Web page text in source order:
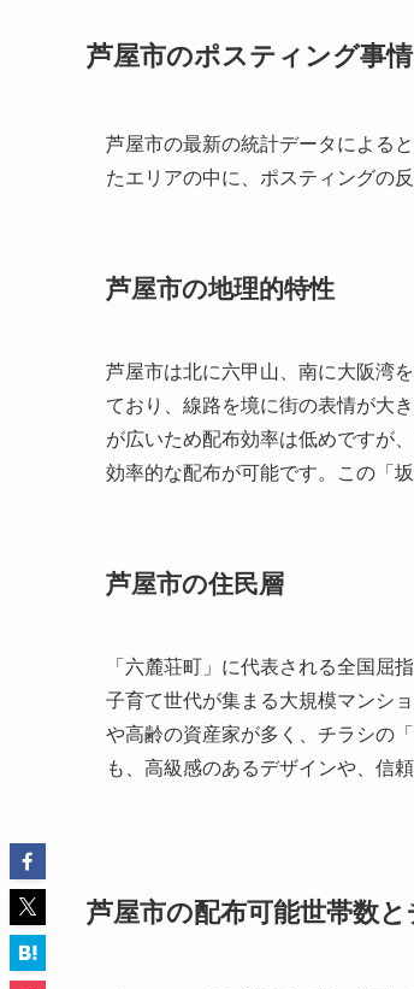
芦屋市のポスティング事
芦屋市の最新の統計データによる
たエリアの中に、ポスティングの
芦屋市の地理的特性
芦屋市は北に六甲山、南に大阪湾
ており、線路を境に街の表情が大
が広いため配布効率は低めですが
効率的な配布が可能です。この「
芦屋市の住民層
「六麓荘町」に代表される全国屈
子育て世代が集まる大規模マンシ
や高齢の資産家が多く、チラシの
も、高級感のあるデザインや、信
芦屋市の配布可能世帯数